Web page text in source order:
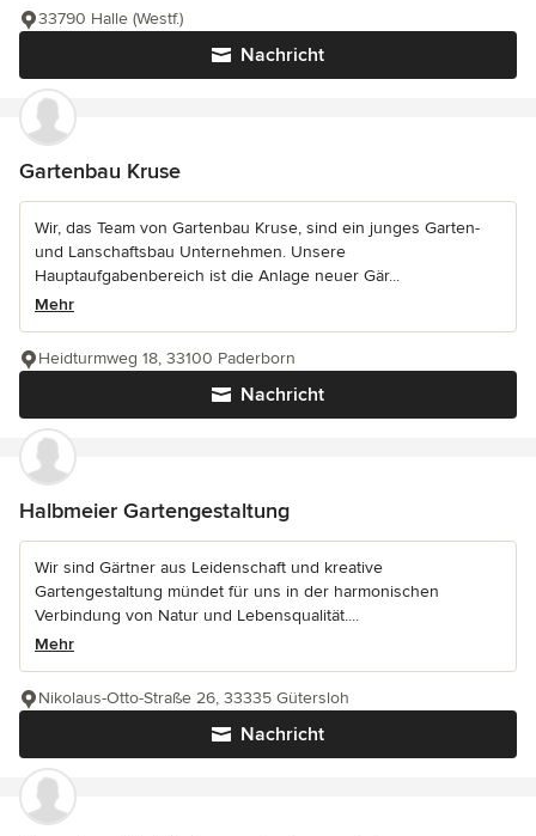
Nachricht
33790 Halle (Westf.)
Gartenbau Kruse
Wir, das Team von Gartenbau Kruse, sind ein junges Garten-
und Lanschaftsbau Unternehmen. Unsere
Hauptaufgabenbereich ist die Anlage neuer Gär...
Mehr
Nachricht
Heidturmweg 18, 33100 Paderborn
Halbmeier Gartengestaltung
Wir sind Gärtner aus Leidenschaft und kreative
Gartengestaltung mündet für uns in der harmonischen
Verbindung von Natur und Lebensqualität....
Mehr
Nachricht
Nikolaus-Otto-Straße 26, 33335 Gütersloh